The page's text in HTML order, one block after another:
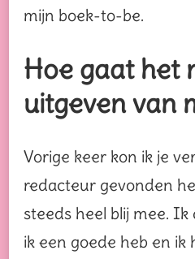
mijn boek-to-be.
Hoe gaat het
uitgeven van
Vorige keer kon ik je
redacteur gevonden
steeds heel blij mee.
ik een goede heb en ik